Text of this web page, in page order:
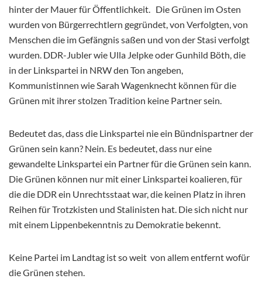
hinter der Mauer für Öffentlichkeit. Die Grünen im Osten
wurden von Bürgerrechtlern gegründet, von Verfolgten, von
Menschen die im Gefängnis saßen und von der Stasi verfolgt
wurden. DDR-Jubler wie Ulla Jelpke oder Gunhild Böth, die
in der Linkspartei in NRW den Ton angeben,
Kommunistinnen wie Sarah Wagenknecht können für die
Grünen mit ihrer stolzen Tradition keine Partner sein.
Bedeutet das, dass die Linkspartei nie ein Bündnispartner der
Grünen sein kann? Nein. Es bedeutet, dass nur eine
gewandelte Linkspartei ein Partner für die Grünen sein kann.
Die Grünen können nur mit einer Linkspartei koalieren, für
die die DDR ein Unrechtsstaat war, die keinen Platz in ihren
Reihen für Trotzkisten und Stalinisten hat. Die sich nicht nur
mit einem Lippenbekenntnis zu Demokratie bekennt.
Keine Partei im Landtag ist so weit von allem entfernt wofür
die Grünen stehen.